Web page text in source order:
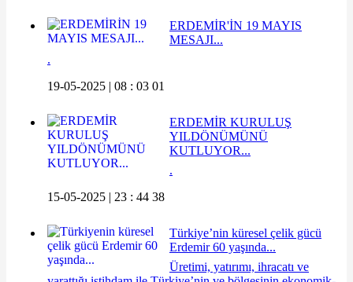
ERDEMİR'İN 19 MAYIS
MESAJI...
.
19-05-2025 | 08 : 03 01
ERDEMİR KURULUŞ
YILDÖNÜMÜNÜ
KUTLUYOR...
.
15-05-2025 | 23 : 44 38
Türkiye’nin küresel çelik gücü
Erdemir 60 yaşında...
Üretimi, yatırımı, ihracatı ve